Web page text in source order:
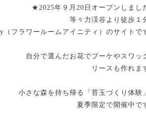
★2025年９月20日オープンしまし
等々力渓谷より徒歩１
フラワールームアイニティ）のサイトで
自分で選んだお花でブーケやスワッ
リースも作れま
小さな森を持ち帰る「苔玉づくり体験
夏季限定で開催中で